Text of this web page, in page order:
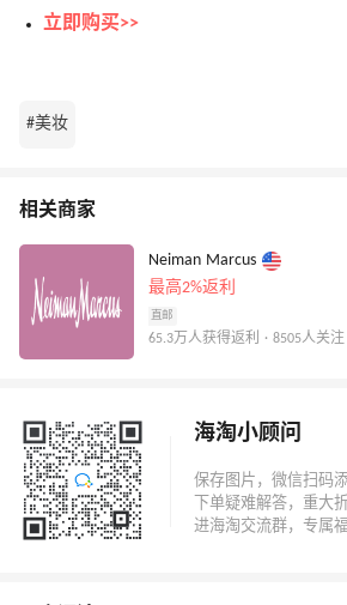
立即购买>>
#美妆
相关商家
Neiman Marcus
最高2%返利
直邮
65.3万人获得返利 · 8505人关注
海淘小顾问